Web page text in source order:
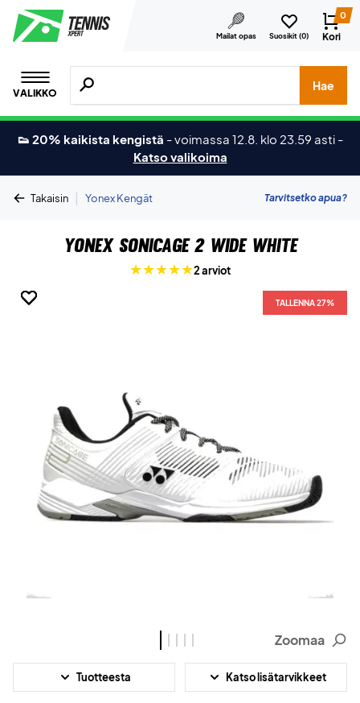
Mailat opas Suosikit (0)
0
Kori
VALIKKO
Hae tuotteita, merkkejä jne.
Hae
👟 20% kaikista kengistä -voimassa 12.8. klo 23.59 asti -
Katso valikoima
Takaisin | Yonex Kengät Tarvitsetko apua?
Yonex Sonicage 2 Wide White
2 arviot
TALLENNA 27%
TALLENNA 27%
TALLENNA 27%
TALLENNA 27%
TALLENNA 27%
Zoomaa
Tuotteesta Katso lisätarvikkeet